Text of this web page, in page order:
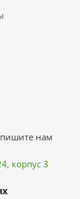
нам
корпус 3